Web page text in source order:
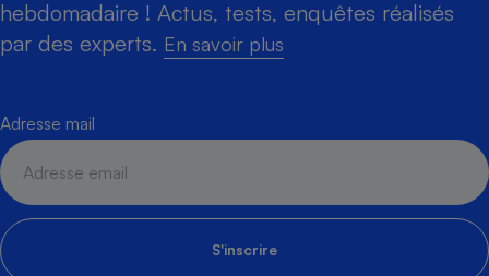
hebdomadaire ! Actus, tests, enquêtes réalisés
par des experts. En savoir plus
Adresse mail
S'inscrire